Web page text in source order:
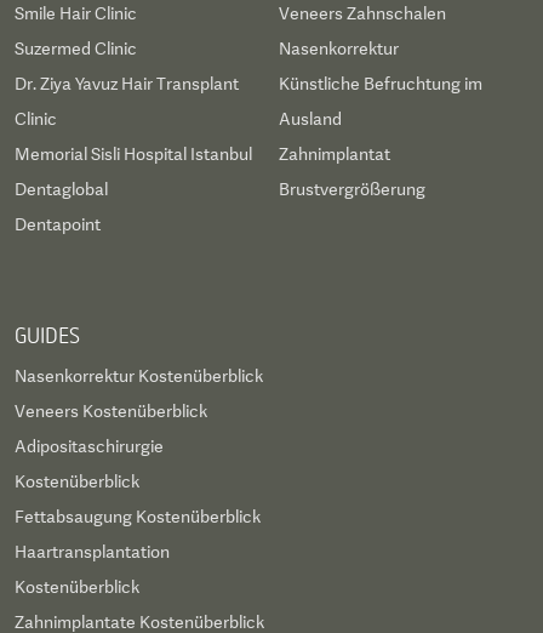
Smile Hair Clinic
Suzermed Clinic
Dr. Ziya Yavuz Hair Transplant
Clinic
Memorial Sisli Hospital Istanbul
Dentaglobal
Dentapoint
Veneers Zahnschalen
Nasenkorrektur
Künstliche Befruchtung im
Ausland
Zahnimplantat
Brustvergrößerung
GUIDES
Nasenkorrektur Kostenüberblick
Veneers Kostenüberblick
Adipositaschirurgie
Kostenüberblick
Fettabsaugung Kostenüberblick
Haartransplantation
Kostenüberblick
Zahnimplantate Kostenüberblick